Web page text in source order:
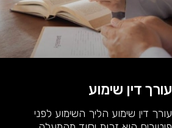
עורך דין שימוע
עורך דין שימוע הליך השימוע לפני